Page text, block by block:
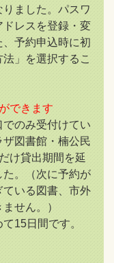
ました。パスワ
レスを登録・変
予約申込時に初
」を選択するこ
できます
のみ受付けてい
図書館・楠公民
け貸出期間を延
。（次に予約が
いる図書、市外
せん。）
15日間です。